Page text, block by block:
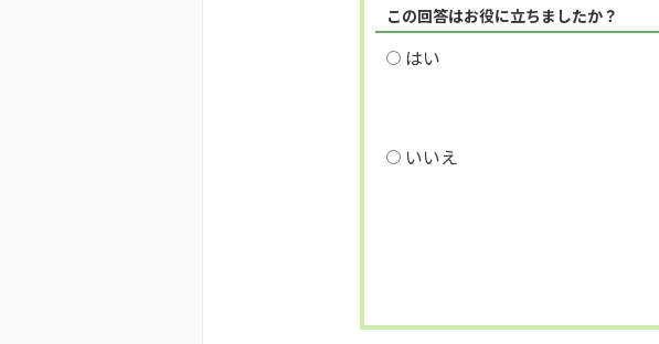
この回答はお役に立ちましたか？
はい
いいえ